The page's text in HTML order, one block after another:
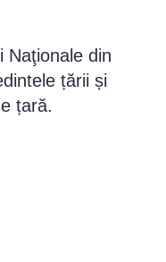
Naţionale din
țării și
țară.